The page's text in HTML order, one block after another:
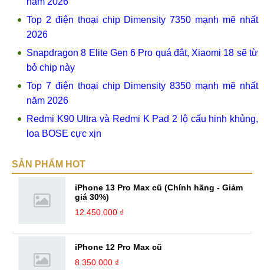
Top 2 điện thoại chip Dimensity 7350 mạnh mẽ nhất
2026
Snapdragon 8 Elite Gen 6 Pro quá đắt, Xiaomi 18 sẽ từ
bỏ chip này
Top 7 điện thoại chip Dimensity 8350 mạnh mẽ nhất
năm 2026
Redmi K90 Ultra và Redmi K Pad 2 lộ cấu hinh khủng,
loa BOSE cực xịn
SẢN PHẨM HOT
iPhone 13 Pro Max cũ (Chính hãng - Giảm
giá 30%)
12.450.000 ₫
iPhone 12 Pro Max cũ
8.350.000 ₫